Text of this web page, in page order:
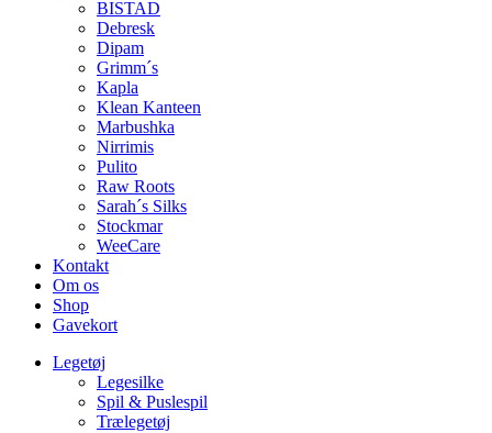
BISTAD
Debresk
Dipam
Grimm´s
Kapla
Klean Kanteen
Marbushka
Nirrimis
Pulito
Raw Roots
Sarah´s Silks
Stockmar
WeeCare
Kontakt
Om os
Shop
Gavekort
Legetøj
Legesilke
Spil & Puslespil
Trælegetøj